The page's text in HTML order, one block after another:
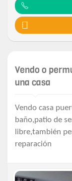
Vendo o
una casa
Vendo casa
baño,patio de
libre,también
reparación